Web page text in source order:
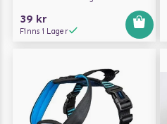
39 kr
Finns i Lager